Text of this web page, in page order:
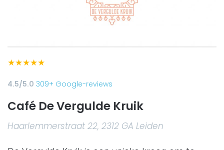
★★★★★
4.5/5.0 309+ Google-reviews
Café De Vergulde Kruik
Haarlemmerstraat 22, 2312 GA Leiden